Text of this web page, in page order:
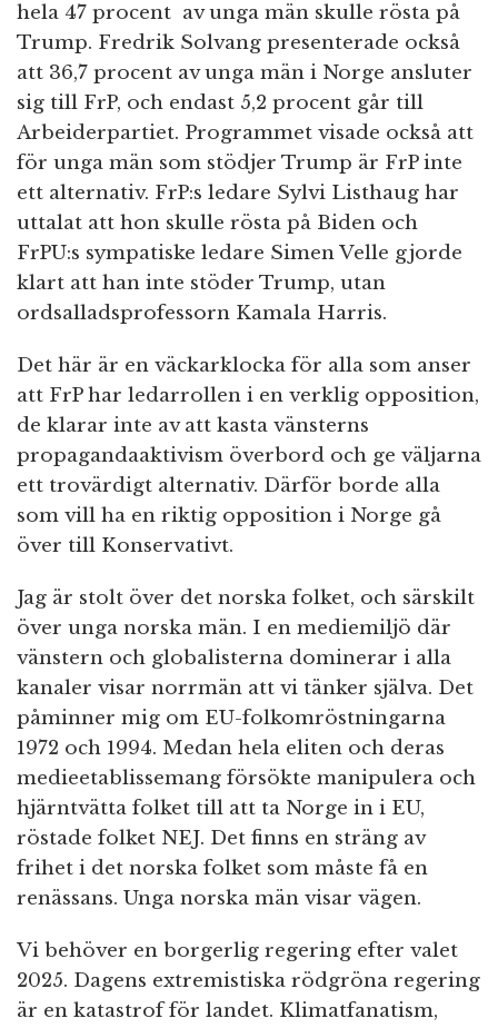
hela 47 procent av unga män skulle rösta på
Trump. Fredrik Solvang presenterade också
att 36,7 procent av unga män i Norge ansluter
sig till FrP, och endast 5,2 procent går till
Arbeiderpartiet. Programmet visade också att
för unga män som stödjer Trump är FrP inte
ett alternativ. FrP:s ledare Sylvi Listhaug har
uttalat att hon skulle rösta på Biden och
FrPU:s sympatiske ledare Simen Velle gjorde
klart att han inte stöder Trump, utan
ordsalladsprofessorn Kamala Harris.
Det här är en väckarklocka för alla som anser
att FrP har ledarrollen i en verklig opposition,
de klarar inte av att kasta vänsterns
propagandaaktivism överbord och ge väljarna
ett trovärdigt alternativ. Därför borde alla
som vill ha en riktig opposition i Norge gå
över till Konservativt.
Jag är stolt över det norska folket, och särskilt
över unga norska män. I en mediemiljö där
vänstern och globalisterna dominerar i alla
kanaler visar norrmän att vi tänker själva. Det
påminner mig om EU-folkomröstningarna
1972 och 1994. Medan hela eliten och deras
medieetablissemang försökte manipulera och
hjärntvätta folket till att ta Norge in i EU,
röstade folket NEJ. Det finns en sträng av
frihet i det norska folket som måste få en
renässans. Unga norska män visar vägen.
Vi behöver en borgerlig regering efter valet
2025. Dagens extremistiska rödgröna regering
är en katastrof för landet. Klimatfanatism,